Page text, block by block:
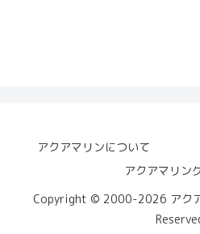
アクアマリンについて
アクアマリン
Copyright © 2000-2026 アク